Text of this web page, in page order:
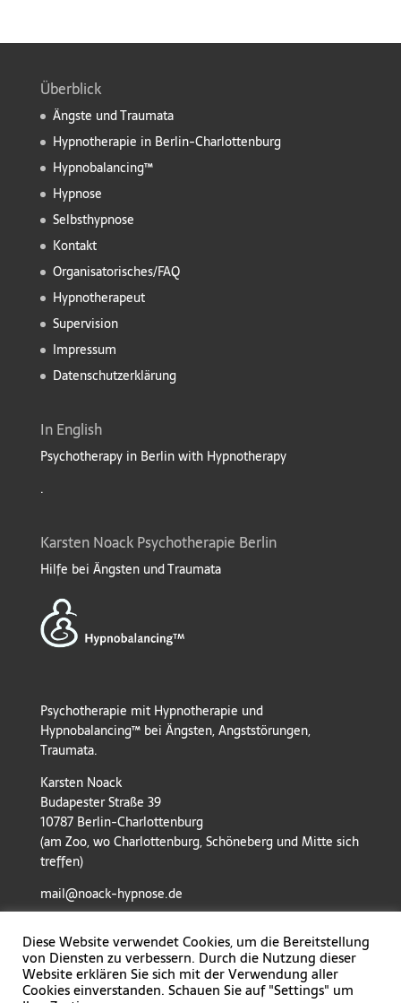
Überblick
Ängste und Traumata
Hypnotherapie in Berlin-Charlottenburg
Hypnobalancing™
Hypnose
Selbsthypnose
Kontakt
Organisatorisches/FAQ
Hypnotherapeut
Supervision
Impressum
Datenschutzerklärung
In English
Psychotherapy in Berlin with Hypnotherapy
.
Karsten Noack Psychotherapie Berlin
Hilfe bei Ängsten und Traumata
Psychotherapie mit Hypnotherapie und
Hypnobalancing™ bei Ängsten, Angststörungen,
Traumata.
Karsten Noack
Budapester Straße 39
10787 Berlin-Charlottenburg
(am Zoo, wo Charlottenburg, Schöneberg und Mitte sich
treffen)
mail@noack-hypnose.de
Diese Website verwendet Cookies, um die Bereitstellung
von Diensten zu verbessern. Durch die Nutzung dieser
Website erklären Sie sich mit der Verwendung aller
Cookies einverstanden. Schauen Sie auf "Settings" um